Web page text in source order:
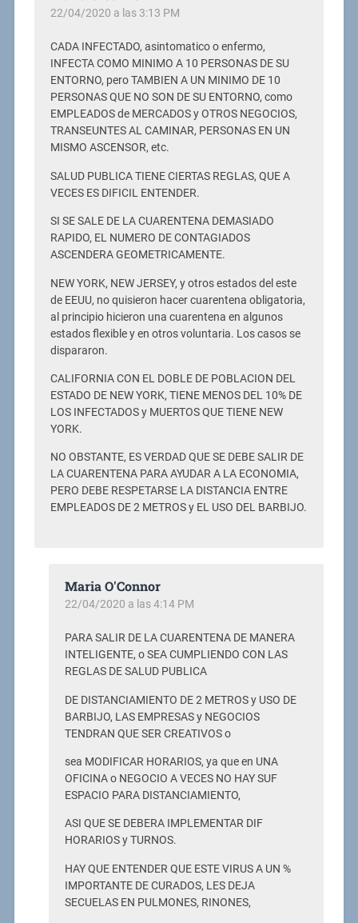
22/04/2020 a las 3:13 PM
CADA INFECTADO, asintomatico o enfermo,
INFECTA COMO MINIMO A 10 PERSONAS DE SU
ENTORNO, pero TAMBIEN A UN MINIMO DE 10
PERSONAS QUE NO SON DE SU ENTORNO, como
EMPLEADOS de MERCADOS y OTROS NEGOCIOS,
TRANSEUNTES AL CAMINAR, PERSONAS EN UN
MISMO ASCENSOR, etc.
SALUD PUBLICA TIENE CIERTAS REGLAS, QUE A
VECES ES DIFICIL ENTENDER.
SI SE SALE DE LA CUARENTENA DEMASIADO
RAPIDO, EL NUMERO DE CONTAGIADOS
ASCENDERA GEOMETRICAMENTE.
NEW YORK, NEW JERSEY, y otros estados del este
de EEUU, no quisieron hacer cuarentena obligatoria,
al principio hicieron una cuarentena en algunos
estados flexible y en otros voluntaria. Los casos se
dispararon.
CALIFORNIA CON EL DOBLE DE POBLACION DEL
ESTADO DE NEW YORK, TIENE MENOS DEL 10% DE
LOS INFECTADOS y MUERTOS QUE TIENE NEW
YORK.
NO OBSTANTE, ES VERDAD QUE SE DEBE SALIR DE
LA CUARENTENA PARA AYUDAR A LA ECONOMIA,
PERO DEBE RESPETARSE LA DISTANCIA ENTRE
EMPLEADOS DE 2 METROS y EL USO DEL BARBIJO.
Maria O'Connor
22/04/2020 a las 4:14 PM
PARA SALIR DE LA CUARENTENA DE MANERA
INTELIGENTE, o SEA CUMPLIENDO CON LAS
REGLAS DE SALUD PUBLICA
DE DISTANCIAMIENTO DE 2 METROS y USO DE
BARBIJO, LAS EMPRESAS y NEGOCIOS
TENDRAN QUE SER CREATIVOS o
sea MODIFICAR HORARIOS, ya que en UNA
OFICINA o NEGOCIO A VECES NO HAY SUF
ESPACIO PARA DISTANCIAMIENTO,
ASI QUE SE DEBERA IMPLEMENTAR DIF
HORARIOS y TURNOS.
HAY QUE ENTENDER QUE ESTE VIRUS A UN %
IMPORTANTE DE CURADOS, LES DEJA
SECUELAS EN PULMONES, RINONES,